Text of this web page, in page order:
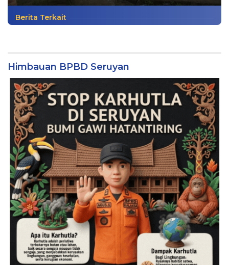
Berita Terkait
Himbauan BPBD Seruyan